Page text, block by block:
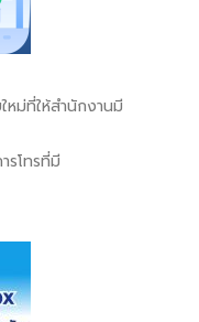
ม่ที่ให้สำนักงานมี
โทรที่มี